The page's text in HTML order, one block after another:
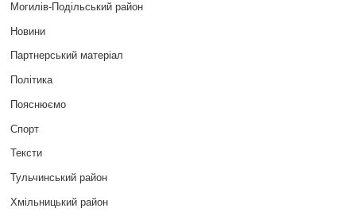
Могилів-Подільський район
Новини
Партнерський матеріал
Політика
Пояснюємо
Спорт
Тексти
Тульчинський район
Хмільницький район